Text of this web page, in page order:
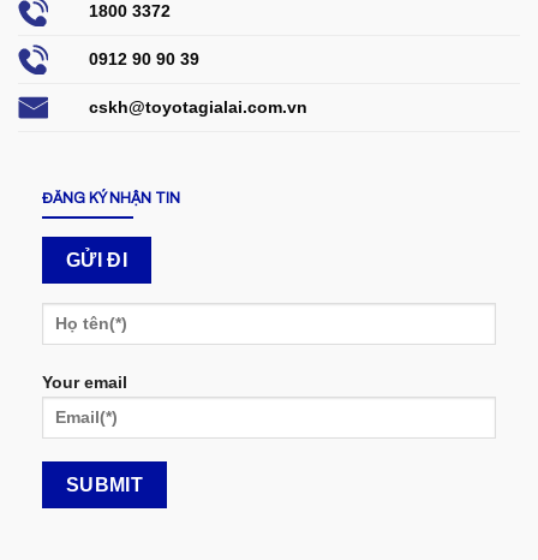
1800 3372
0912 90 90 39
cskh@toyotagialai.com.vn
ĐĂNG KÝ NHẬN TIN
Your email